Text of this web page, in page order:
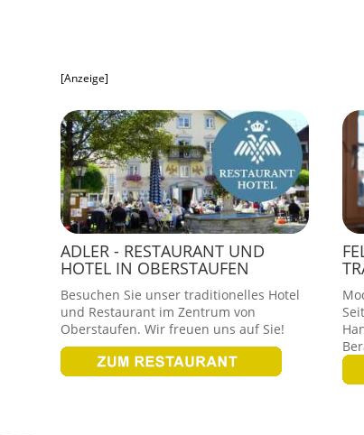
[Anzeige]
ADLER - RESTAURANT UND
HOTEL IN OBERSTAUFEN
Besuchen Sie unser traditionelles Hotel
und Restaurant im Zentrum von
Oberstaufen. Wir freuen uns auf Sie!